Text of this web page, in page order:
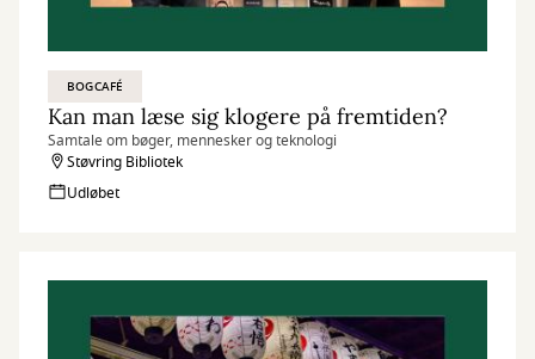
BOGCAFÉ
Kan man læse sig klogere på fremtiden?
Samtale om bøger, mennesker og teknologi
Støvring Bibliotek
Udløbet